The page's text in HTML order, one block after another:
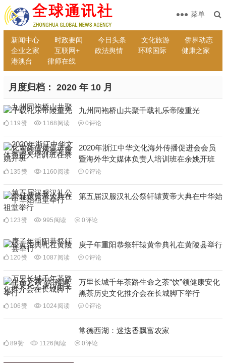
新闻中心 时政要闻 今日头条 文化旅游
侨界动态
企业之家
互联网+ 政法舆情 环球国际
健康之家
港澳台
律师在线
菜单
月度归档： 2020 年 10 月
九州同袍桥山共聚千载礼乐帝陵重光
119赞 1168 阅读 0评论
2020年浙江中华文化海外传播促进会会员
暨海外华文媒体负责人培训班在余姚开班
135赞 1160 阅读 0评论
第五届汉服汉礼公祭轩辕黄帝大典在中华始
祖堂举行
123赞 995 阅读 0评论
庚子年重阳恭祭轩辕黄帝典礼在黄陵县举行
120赞 1087 阅读 0评论
万里长城千年茶路生命之茶“饮”领健康安化
黑茶历史文化推介会在长城脚下举行
106赞 1024阅读 0评论
常德西湖：迷迭香飘富农家
89赞 1126 阅读 0评论